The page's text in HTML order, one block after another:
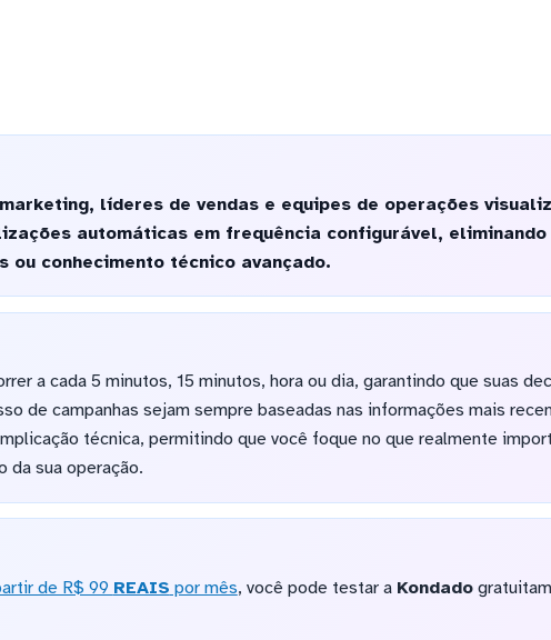
líderes de vendas e equipes de operações
automáticas em frequência configurável, eliminando
ou conhecimento técnico avançado.
a cada 5 minutos, 15 minutos, hora ou dia, garantindo que suas
de campanhas sejam sempre baseadas nas informações mais
técnica, permitindo que você foque no que realmente
da sua operação.
de R$ 99 REAIS por mês, você pode testar a Kondado